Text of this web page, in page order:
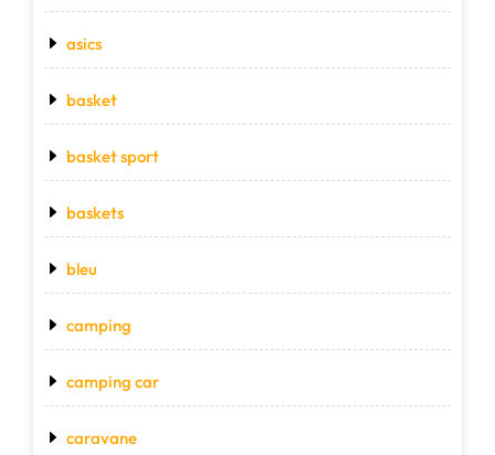
asics
basket
basket sport
baskets
bleu
camping
camping car
caravane